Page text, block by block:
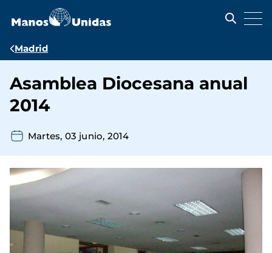
contenido
Ruta
navegación
Madrid
Asamblea Diocesana anual
2014
Martes, 03 junio, 2014